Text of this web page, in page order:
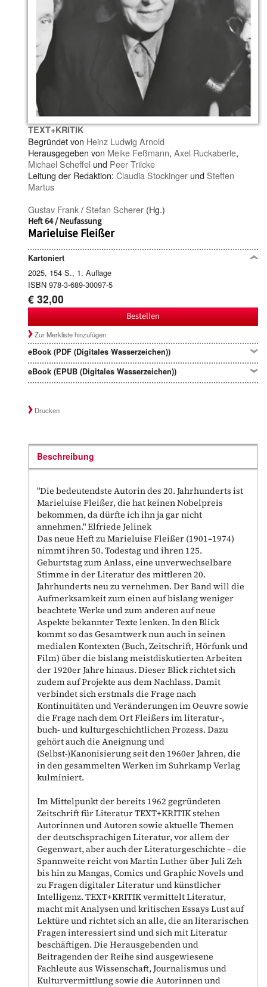
TEXT+KRITIK
Begründet von Heinz Ludwig Arnold
Herausgegeben von Meike Feßmann, Axel Ruckaberle,
Michael Scheffel und Peer Trilcke
Leitung der Redaktion: Claudia Stockinger undSteffen
Martus
Gustav Frank/Stefan Scherer (Hg.)
Heft 64 / Neufassung
Marieluise Fleißer
Kartoniert
2025, 154 S., 1. Auflage
ISBN 978-3-689-30097-5
€ 32,00
Bestellen
Zur Merkliste hinzufügen
eBook (PDF (Digitales Wasserzeichen))
eBook (EPUB (Digitales Wasserzeichen))
Drucken
Beschreibung
"Die bedeutendste Autorin des 20. Jahrhunderts ist
Marieluise Fleißer, die hat keinen Nobelpreis
bekommen, da dürfte ich ihn ja gar nicht
annehmen." Elfriede Jelinek
Das neue Heft zu Marieluise Fleißer (1901–1974)
nimmt ihren 50. Todestag und ihren 125.
Geburtstag zum Anlass, eine unverwechselbare
Stimme in der Literatur des mittleren 20.
Jahrhunderts neu zu vernehmen. Der Band will die
Aufmerksamkeit zum einen auf bislang weniger
beachtete Werke und zum anderen auf neue
Aspekte bekannter Texte lenken. In den Blick
kommt so das Gesamtwerk nun auch in seinen
medialen Kontexten (Buch, Zeitschrift, Hörfunk und
Film) über die bislang meistdiskutierten Arbeiten
der 1920er Jahre hinaus. Dieser Blick richtet sich
zudem auf Projekte aus dem Nachlass. Damit
verbindet sich erstmals die Frage nach
Kontinuitäten und Veränderungen im Oeuvre sowie
die Frage nach dem Ort Fleißers im literatur-,
buch- und kulturgeschichtlichen Prozess. Dazu
gehört auch die Aneignung und
(Selbst-)Kanonisierung seit den 1960er Jahren, die
in den gesammelten Werken im Suhrkamp Verlag
kulminiert.
Im Mittelpunkt der bereits 1962 gegründeten
Zeitschrift für Literatur TEXT+KRITIK stehen
Autorinnen und Autoren sowie aktuelle Themen
der deutschsprachigen Literatur, vor allem der
Gegenwart, aber auch der Literaturgeschichte – die
Spannweite reicht von Martin Luther über Juli Zeh
bis hin zu Mangas, Comics und Graphic Novels und
zu Fragen digitaler Literatur und künstlicher
Intelligenz. TEXT+KRITIK vermittelt Literatur,
macht mit Analysen und kritischen Essays Lust auf
Lektüre und richtet sich an alle, die an literarischen
Fragen interessiert sind und sich mit Literatur
beschäftigen. Die Herausgebenden und
Beitragenden der Reihe sind ausgewiesene
Fachleute aus Wissenschaft, Journalismus und
Kulturvermittlung sowie die Autorinnen und